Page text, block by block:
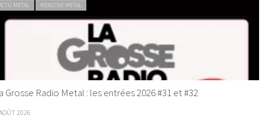
METAL WEBZINE METAL
Grosse Radio Metal : les entrées 2026 #31 et #32
2026